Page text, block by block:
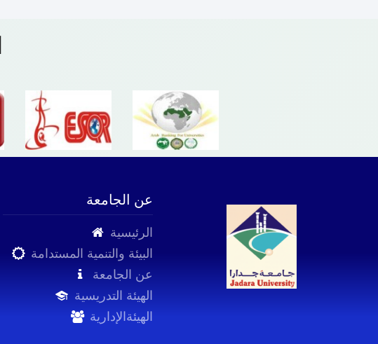
عن الجامعة
الرئيسية
البيئة والتنمية المستدامة
عن الجامعة
الهيئة التدريسية
الهيئةالإدارية